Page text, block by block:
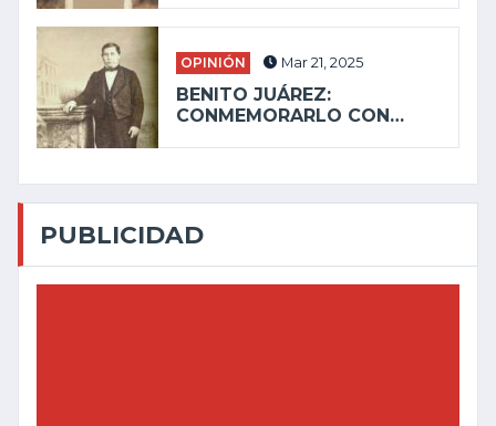
OPINIÓN Mar 21, 2025
BENITO JUÁREZ:
CONMEMORARLO CON…
PUBLICIDAD